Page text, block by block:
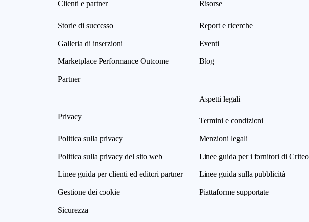
Clienti e partner
Storie di successo
Galleria di inserzioni
Marketplace Performance Outcome
Partner
Privacy
Politica sulla privacy
Politica sulla privacy del sito web
Linee guida per clienti ed editori partner
Gestione dei cookie
Sicurezza
Risorse
Report e ricerche
Eventi
Blog
Aspetti legali
Termini e condizioni
Menzioni legali
Linee guida per i fornitori di Criteo
Linee guida sulla pubblicità
Piattaforme supportate